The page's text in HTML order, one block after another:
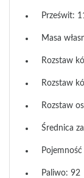
Prześwit:
Masa
Rozstaw
Rozstaw
Rozstaw
Średnica
Paliwo: 92